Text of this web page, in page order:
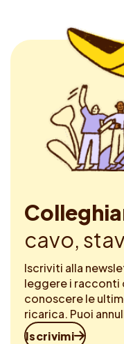
cavo,
Iscriviti alla
leggere i racconti
conoscere le
ricarica. Puoi
Iscrivimi